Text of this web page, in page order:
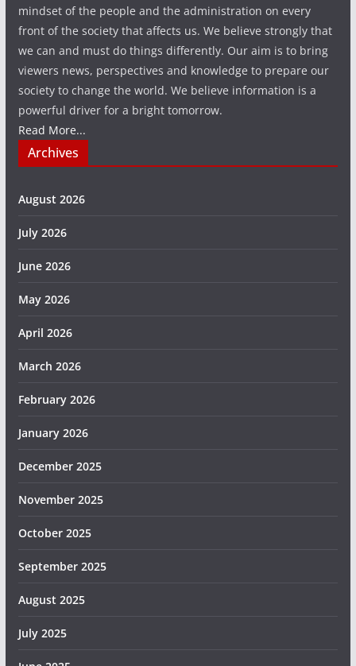
mindset of the people and the administration on every
front of the society that affects us. We believe strongly that
we can and must do things differently. Our aim is to bring
viewers news, perspectives and knowledge to prepare our
society to change the world. We believe information is a
powerful driver for a bright tomorrow.
Read More...
Archives
August 2026
July 2026
June 2026
May 2026
April 2026
March 2026
February 2026
January 2026
December 2025
November 2025
October 2025
September 2025
August 2025
July 2025